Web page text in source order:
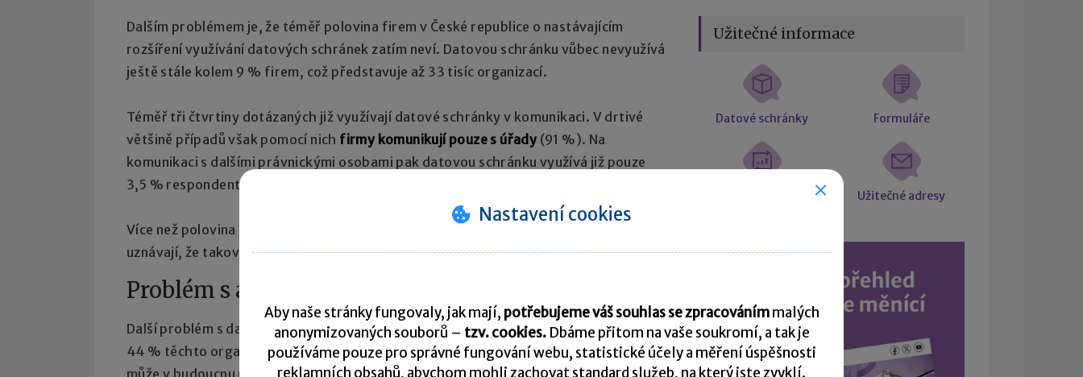
Dalším problémem je, že téměř polovina firem v České republice o nastávajícím
rozšíření využívání datových schránek zatím neví. Datovou schránku vůbec nevyužívá
ještě stále kolem 9 % firem, což představuje až 33 tisíc organizací.
Téměř tři čtvrtiny dotázaných již využívají datové schránky v komunikaci. V drtivé
většině případů však pomocí nich firmy komunikují pouze s úřady (91 %). Na
komunikaci s dalšími právnickými osobami pak datovou schránku využívá již pouze
3,5 % respondentů.
Více než polovina oslovených společností, které si schránku již zřídily, přitom
uznávají, že takováto forma komunikace jeekonomičtější než klasická pošta či kurýr.
Problém s archivací datových zpráv
Další problém s datovými schránkami vidí firmy v archivaci datových zpráv. „Téměř
44 % těchto organizací nemá uchovávání takovéto komunikace zatím vyřešeno. To
Užitečné informace
Datové schránky Formuláře
Užitečné adresy
Nastavení cookies
Aby naše stránky fungovaly, jak mají, potřebujeme váš souhlas se zpracovánímmalých
anonymizovaných souborů – tzv. cookies. Dbáme přitom na vaše soukromí, a tak je
používáme pouze pro správné fungování webu, statistické účely a měření úspěšnosti
reklamních obsahů, abychom mohli zachovat standard služeb, na který jste zvyklí.